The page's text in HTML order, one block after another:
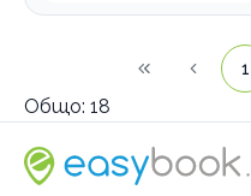
1
Общо: 18